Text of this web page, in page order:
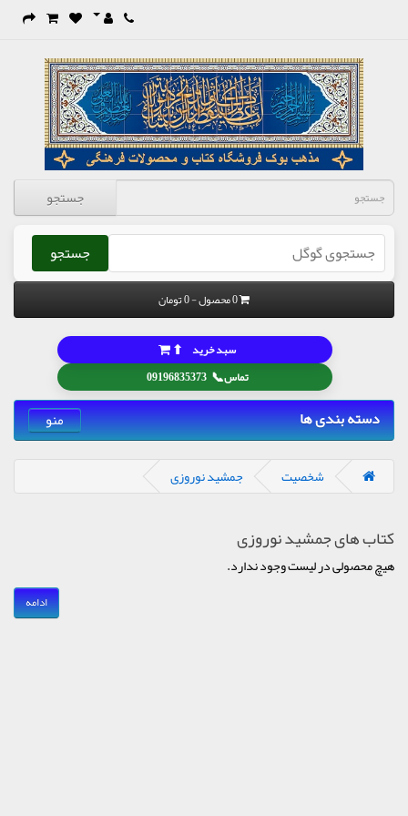
جستجو
جستجو
0 محصول - 0 تومان
تماس📞
09196835373
سبد خرید ⬆
دسته بندی ها منو
شخصیت جمشید نوروزی
کتاب های جمشید نوروزی
هیچ محصولی در لیست وجود ندارد.
ادامه